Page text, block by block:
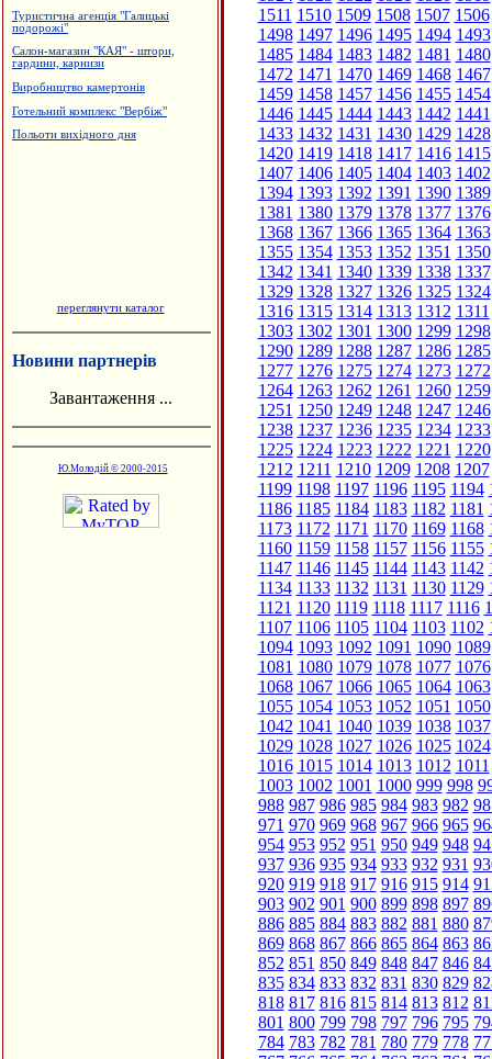
Туристична агенція "Галицькі
подорожі"
Салон-магазин "КАЯ" - штори,
гардини, карнизи
Виробництво камертонів
Готельний комплекс "Вербіж"
Польоти вихідного дня
переглянути каталог
Новини партнерів
Завантаження ...
Ю.Молодій © 2000-2015
1511 1510 1509 1508 1507 1506
1498 1497 1496 1495 1494 1493
1485 1484 1483 1482 1481 1480
1472 1471 1470 1469 1468 1467
1459 1458 1457 1456 1455 1454
1446 1445 1444 1443 1442 1441
1433 1432 1431 1430 1429 1428
1420 1419 1418 1417 1416 1415
1407 1406 1405 1404 1403 1402
1394 1393 1392 1391 1390 1389
1381 1380 1379 1378 1377 1376
1368 1367 1366 1365 1364 1363
1355 1354 1353 1352 1351 1350
1342 1341 1340 1339 1338 1337
1329 1328 1327 1326 1325 1324
1316 1315 1314 1313 1312 1311
1303 1302 1301 1300 1299 1298
1290 1289 1288 1287 1286 1285
1277 1276 1275 1274 1273 1272
1264 1263 1262 1261 1260 1259
1251 1250 1249 1248 1247 1246
1238 1237 1236 1235 1234 1233
1225 1224 1223 1222 1221 1220
1212 1211 1210 1209 1208 1207
1199 1198 1197 1196 1195 1194
1186 1185 1184 1183 1182 1181
1173 1172 1171 1170 1169 1168
1160 1159 1158 1157 1156 1155
1147 1146 1145 1144 1143 1142
1134 1133 1132 1131 1130 1129
1121 1120 1119 1118 1117 1116
1107 1106 1105 1104 1103 1102
1094 1093 1092 1091 1090 1089
1081 1080 1079 1078 1077 1076
1068 1067 1066 1065 1064 1063
1055 1054 1053 1052 1051 1050
1042 1041 1040 1039 1038 1037
1029 1028 1027 1026 1025 1024
1016 1015 1014 1013 1012 1011
1003 1002 1001 1000 999 998
988 987 986 985 984 983 982
971 970 969 968 967 966 965
954 953 952 951 950 949 948
937 936 935 934 933 932 931
920 919 918 917 916 915 914
903 902 901 900 899 898 897
886 885 884 883 882 881 880
869 868 867 866 865 864 863
852 851 850 849 848 847 846
835 834 833 832 831 830 829
818 817 816 815 814 813 812
801 800 799 798 797 796 795
784 783 782 781 780 779 778